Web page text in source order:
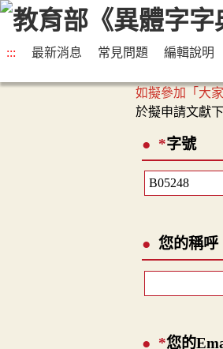
::: 最新消息 常見問題 編輯說明
如擬參加「大
於擬申請文獻
*字號
您的稱呼
*您的